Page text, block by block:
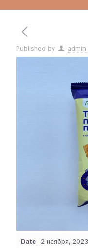
Published by admin
Date 2 ноября, 2023